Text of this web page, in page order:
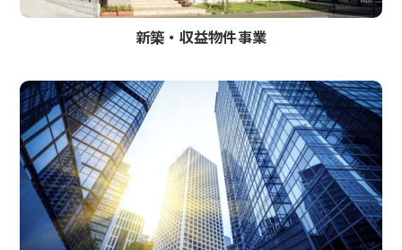
新築‧収益物件事業